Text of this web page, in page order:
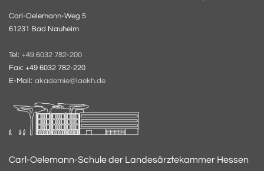
Carl-Oelemann-Weg 5
61231 Bad Nauheim
Tel: +49 6032 782-200
Fax: +49 6032 782-220
E-Mail: akademie@laekh.de
Carl-Oelemann-Schule der Landesärztekammer Hessen